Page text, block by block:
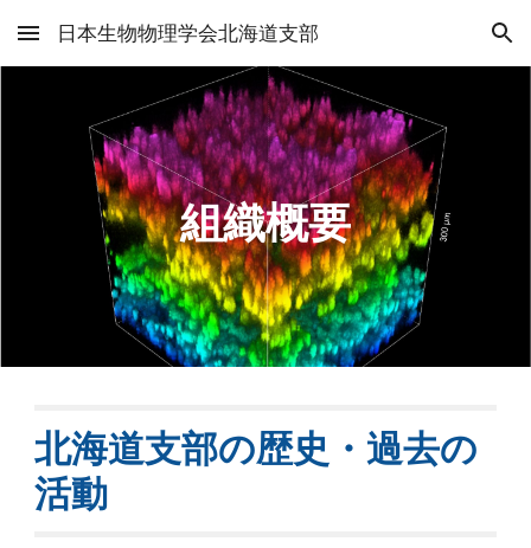
Skip to main content Skip to navigation
日本生物物理学会北海道支部
組織概要
北海道支部の歴史・過去の
活動